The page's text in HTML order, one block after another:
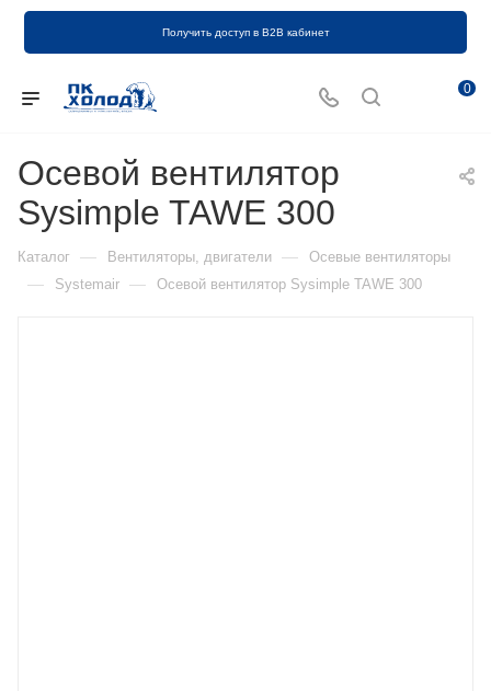
Получить доступ в B2B кабинет
0
Осевой вентилятор
Sysimple TAWE 300
Каталог — Вентиляторы, двигатели — Осевые вентиляторы
— Systemair — Осевой вентилятор Sysimple TAWE 300